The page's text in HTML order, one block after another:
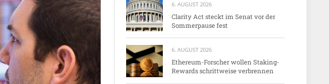
6. AUGUST 2026
Clarity Act steckt im Senat vor der
Sommerpause fest
6. AUGUST 2026
Ethereum-Forscher wollen Staking-
Rewards schrittweise verbrennen